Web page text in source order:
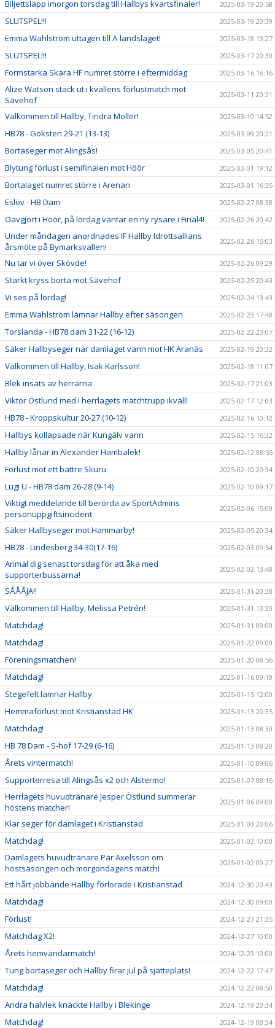
Biljettsläpp imorgon torsdag till Hallbys kvartsfinaler! 2025-03-19 20:58
SLUTSPEL!!! 2025-03-19 20:39
Emma Wahlström uttagen till A-landslaget! 2025-03-18 13:27
SLUTSPEL!!! 2025-03-17 20:30
Formstarka Skara HF numret större i eftermiddag 2025-03-16 16:16
Alize Watson stack ut i kvällens förlustmatch mot
Sävehof
2025-03-11 20:31
Välkommen till Hallby, Tindra Möller! 2025-03-10 14:52
HB78 - Göksten 29-21 (13-13) 2025-03-09 20:21
Bortaseger mot Alingsås! 2025-03-05 20:41
Blytung förlust i semifinalen mot Höör 2025-03-01 19:12
Bortalaget numret större i Arenan 2025-03-01 16:35
Eslöv - HB Dam 2025-02-27 08:38
Oavgjort i Höör, på lördag väntar en ny rysare i Final4! 2025-02-26 20:42
Under måndagen anordnades IF Hallby Idrottsallians
årsmöte på Bymarksvallen!
2025-02-26 15:03
Nu tar vi över Skövde! 2025-02-26 09:29
Starkt kryss borta mot Sävehof 2025-02-25 20:43
Vi ses på lördag! 2025-02-24 13:43
Emma Wahlström lämnar Hallby efter säsongen 2025-02-23 17:48
Torslanda - HB78 dam 31-22 (16-12) 2025-02-22 23:07
Säker Hallbyseger när damlaget vann mot HK Aranäs 2025-02-19 20:32
Välkommen till Hallby, Isak Karlsson! 2025-02-18 11:07
Blek insats av herrarna 2025-02-17 21:03
Viktor Östlund med i herrlagets matchtrupp ikväll! 2025-02-17 12:03
HB78 - Kroppskultur 20-27 (10-12) 2025-02-16 10:12
Hallbys kollapsade när Kungälv vann 2025-02-15 16:32
Hallby lånar in Alexander Hambalek! 2025-02-12 08:55
Förlust mot ett bättre Skuru 2025-02-10 20:34
Lugi U - HB78 dam 26-28 (9-14) 2025-02-10 09:17
Viktigt meddelande till berörda av SportAdmins
personuppgiftsincident
2025-02-06 15:09
Säker Hallbyseger mot Hammarby! 2025-02-05 20:34
HB78 - Lindesberg 34-30(17-16) 2025-02-03 09:54
Anmäl dig senast torsdag för att åka med
supporterbussarna!
2025-02-02 13:48
SÅÅÅJA!! 2025-01-31 20:38
Välkommen till Hallby, Melissa Petrén! 2025-01-31 13:30
Matchdag! 2025-01-31 09:00
Matchdag! 2025-01-22 09:00
Föreningsmatchen! 2025-01-20 08:56
Matchdag! 2025-01-16 09:19
Stegefelt lämnar Hallby 2025-01-15 12:00
Hemmaförlust mot Kristianstad HK 2025-01-13 20:35
Matchdag! 2025-01-13 08:30
HB 78 Dam - S-hof 17-29 (6-16) 2025-01-13 08:20
Årets vintermatch! 2025-01-10 09:06
Supporterresa till Alingsås x2 och Alstermo! 2025-01-07 08:16
Herrlagets huvudtränare Jesper Östlund summerar
höstens matcher!
2025-01-06 09:00
Klar seger för damlaget i Kristianstad 2025-01-03 20:06
Matchdag! 2025-01-03 10:00
Damlagets huvudtränare Pär Axelsson om
höstsäsongen och morgondagens match!
2025-01-02 09:27
Ett hårt jobbande Hallby förlorade i Kristianstad 2024-12-30 20:43
Matchdag! 2024-12-30 09:00
Förlust! 2024-12-27 21:35
Matchdag X2! 2024-12-27 10:00
Årets hemvändarmatch! 2024-12-23 10:00
Tung bortaseger och Hallby firar jul på sjätteplats! 2024-12-22 17:47
Matchdag! 2024-12-22 08:50
Andra halvlek knäckte Hallby i Blekinge 2024-12-19 20:34
Matchdag! 2024-12-19 08:34